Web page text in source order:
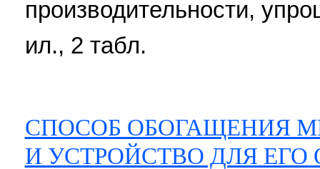
производительности,
ил., 2 табл.
СПОСОБ ОБОГАЩЕНИЯ
И УСТРОЙСТВО ДЛЯ